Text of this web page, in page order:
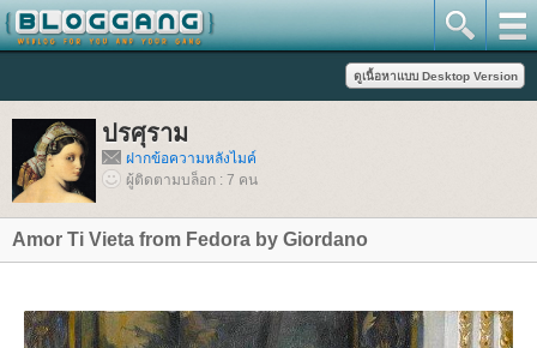
ปรศุราม
ฝากข้อความหลังไมค์
ผู้ติดตามบล็อก : 7 คน
Amor Ti Vieta from Fedora by Giordano